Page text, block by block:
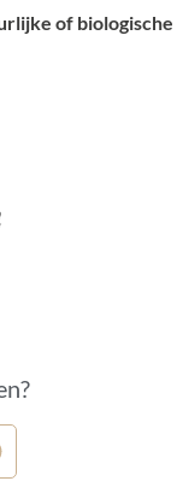
of biologische